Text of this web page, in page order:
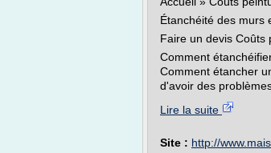
Étanchéité des murs
Faire un devis Coûts
Comment
Comment étancher
d'avoir des
Lire la suite
Site : http://